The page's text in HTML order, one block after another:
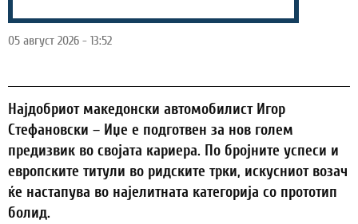
05 август 2026 - 13:52
Најдобриот македонски автомобилист Игор
Стефановски – Иџе е подготвен за нов голем
предизвик во својата кариера. По бројните успеси и
европските титули во ридските трки, искусниот возач
ќе настапува во најелитната категорија со прототип
болид.